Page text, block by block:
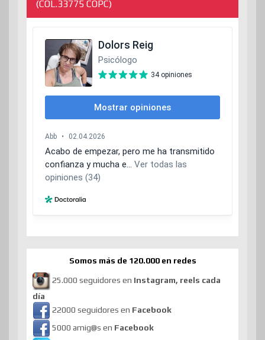
(COL.33775 COPC)
Somos más de 120.000 en redes
25.000 seguidores en Instagram, reels cada
día
22000 seguidores en Facebook
5000 amig@s en Facebook